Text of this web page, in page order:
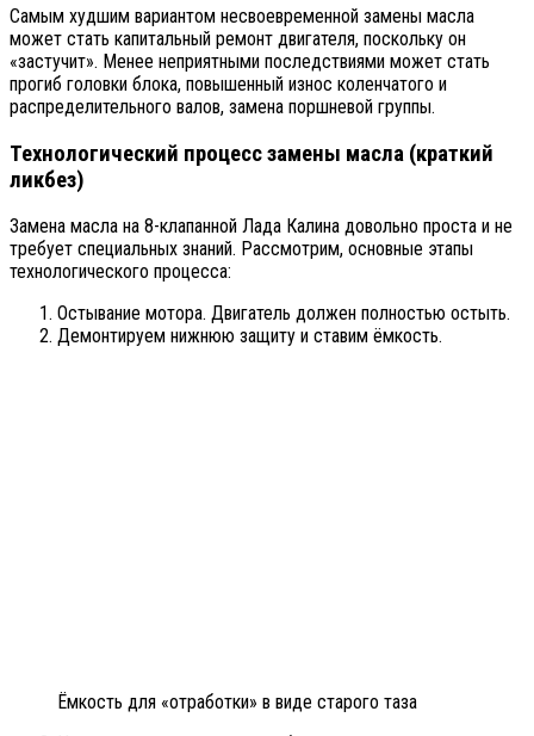
Самым худшим вариантом несвоевременной замены масла
может стать капитальный ремонт двигателя, поскольку он
«застучит». Менее неприятными последствиями может стать
прогиб головки блока, повышенный износ коленчатого и
распределительного валов, замена поршневой группы.
Технологический процесс замены масла (краткий
ликбез)
Замена масла на 8-клапанной Лада Калина довольно проста и не
требует специальных знаний. Рассмотрим, основные этапы
технологического процесса:
Остывание мотора. Двигатель должен полностью остыть.
Демонтируем нижнюю защиту и ставим ёмкость.
Ёмкость для «отработки» в виде старого таза